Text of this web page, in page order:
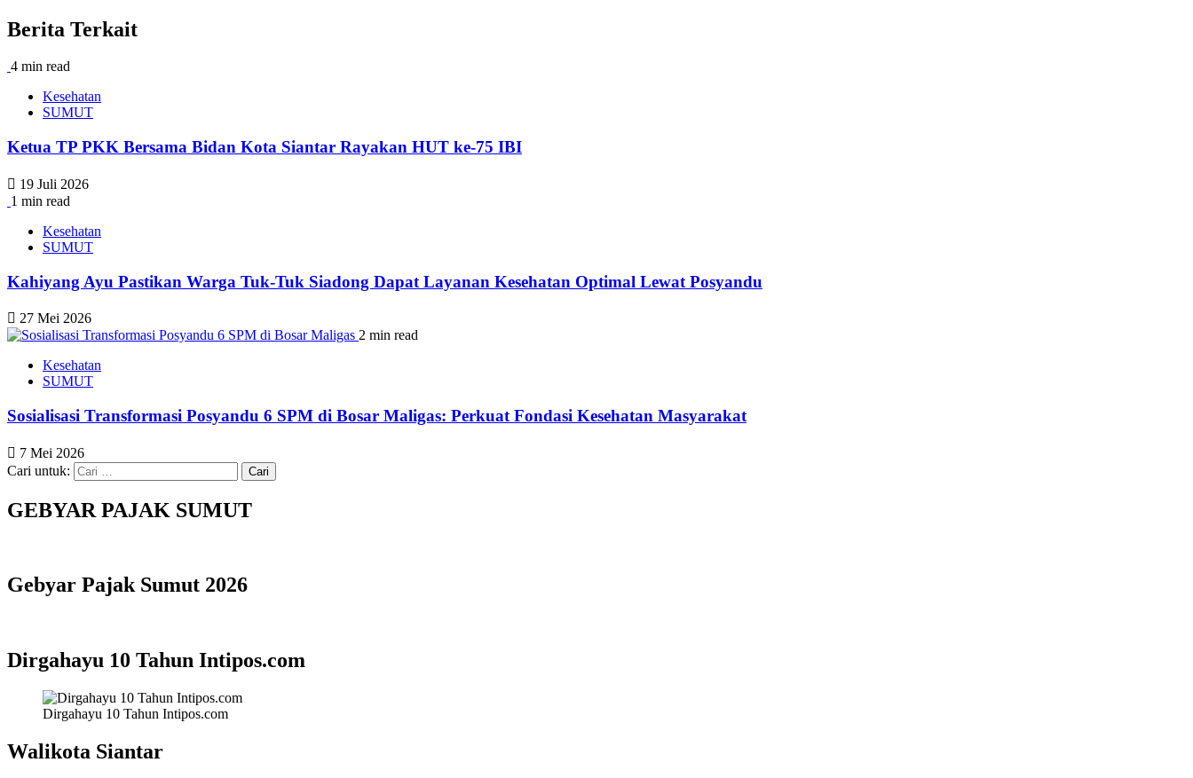
Berita Terkait
4 min read
Kesehatan
SUMUT
Ketua TP PKK Bersama Bidan Kota Siantar Rayakan HUT ke-75 IBI
19 Juli 2026
1 min read
Kesehatan
SUMUT
Kahiyang Ayu Pastikan Warga Tuk-Tuk Siadong Dapat Layanan Kesehatan Optimal Lewat Posyandu
27 Mei 2026
2 min read
Kesehatan
SUMUT
Sosialisasi Transformasi Posyandu 6 SPM di Bosar Maligas: Perkuat Fondasi Kesehatan Masyarakat
7 Mei 2026
Cari untuk:
GEBYAR PAJAK SUMUT
Gebyar Pajak Sumut 2026
Dirgahayu 10 Tahun Intipos.com
Dirgahayu 10 Tahun Intipos.com
Walikota Siantar